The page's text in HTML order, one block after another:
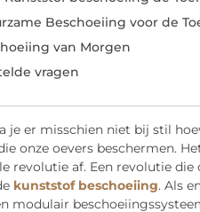
Beschoeiing voor de
van Morgen
vragen
je er misschien niet bij stil
onze oevers beschermen.
revolutie af. Een revolutie
kunststof beschoeiing. Als
modulair